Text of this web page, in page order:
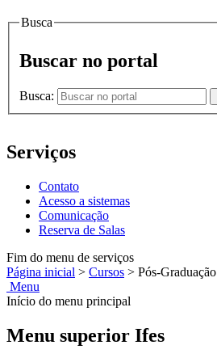
Busca
Buscar no portal
Busca:
Serviços
Contato
Acesso a sistemas
Comunicação
Reserva de Salas
Fim do menu de serviços
Página inicial > Cursos > Pós-Graduação
Menu
Início do menu principal
Menu superior Ifes